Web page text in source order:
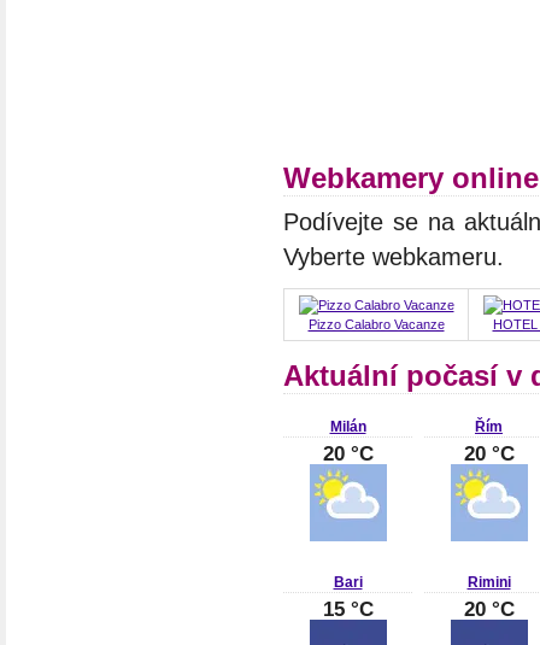
Webkamery
Podívejte se na
Vyberte webkameru.
Pizzo Calabro Vacanze HOTEL
Aktuální počasí v
Milán
20 °C
Řím
20 °C
Bari
15 °C
Rimini
20 °C